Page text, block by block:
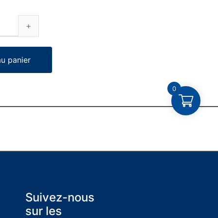
panier
Suivez-nous
sur les
0